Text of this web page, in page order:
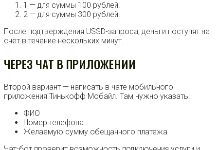
1 — для суммы 100 рублей.
2 — для суммы 300 рублей.
После подтверждения USSD-запроса, деньги поступят на
счет в течение нескольких минут.
ЧЕРЕЗ ЧАТ В ПРИЛОЖЕНИИ
Второй вариант — написать в чате мобильного
приложения Тинькофф Мобайл. Там нужно указать:
ФИО
Номер телефона
Желаемую сумму обещанного платежа